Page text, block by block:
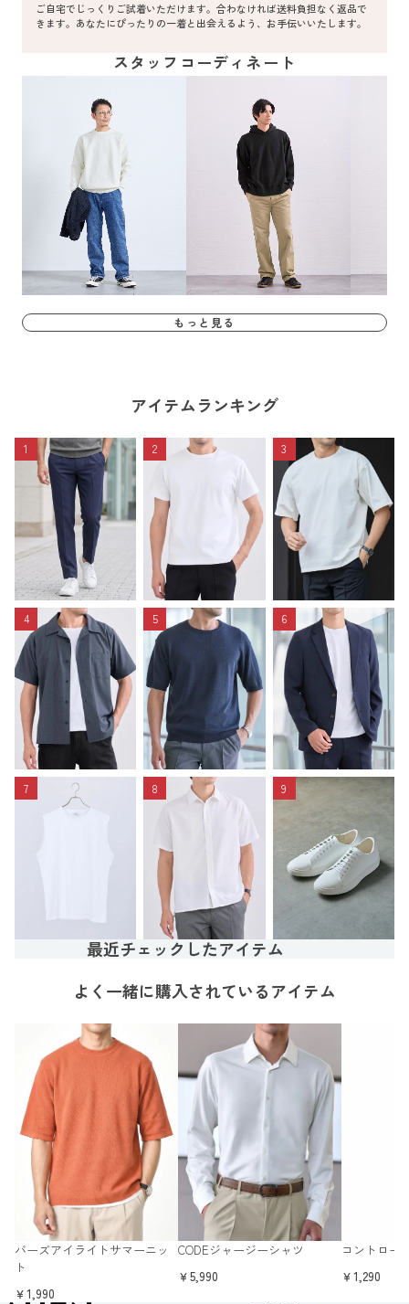
ご自宅でじっくりご試着いただけます。合わなければ送料負担なく返品で
きます。あなたにぴったりの一着と出会えるよう、お手伝いいたします。
スタッフコーディネート
もっと見る
アイテムランキング
1 2 3
4 5 6
7 8 9
最近チェックしたアイテム
よく一緒に購入されているアイテム
バーズアイライトサマーニッ
ト
￥1,990
CODEジャージーシャツ
￥5,990
コントロー
￥1,290